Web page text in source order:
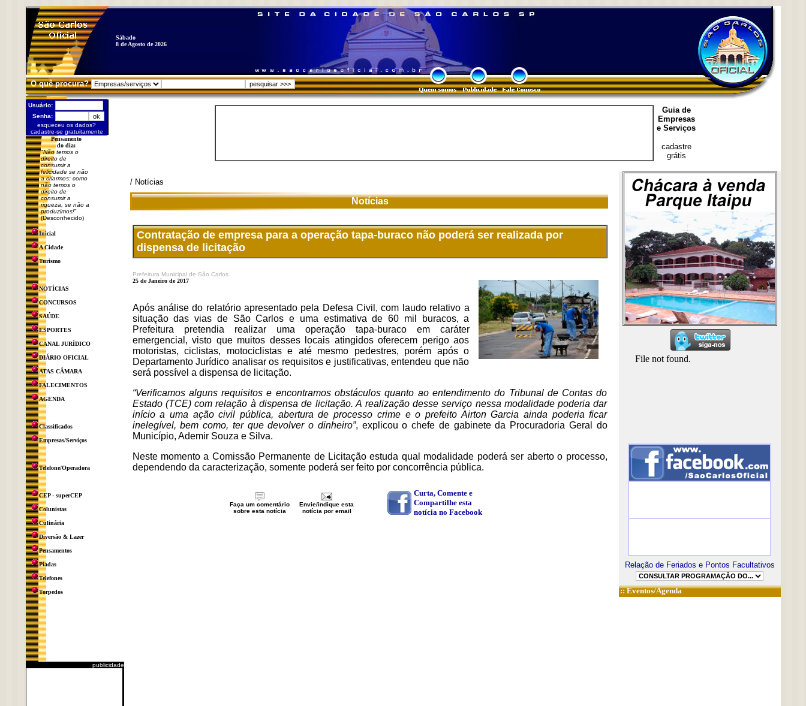
Sábado
8 de Agosto de 2026
O quê procura?
Usuário:
Senha:
esqueceu os dados?
cadastre-se gratuitamente
Pensamento
do dia:
"Não temos o
direito de
consumir a
felicidade se não
a criarmos: como
não temos o
direito de
consumir a
riqueza, se não a
produzimos!"
(Desconhecido)
Inicial
A Cidade
Turismo
NOTÍCIAS
CONCURSOS
SAÚDE
ESPORTES
CANAL JURÍDICO
DIÁRIO OFICIAL
ATAS CÂMARA
FALECIMENTOS
AGENDA
Classificados
Empresas/Serviços
Telefone/Operadora
CEP - superCEP
Colunistas
Culinária
Diversão & Lazer
Pensamentos
Piadas
Telefones
Torpedos
publicidade
Guia de
Empresas
e Serviços
cadastre
grátis
/ Notícias
Notícias
Contratação de empresa para a operação tapa-buraco não poderá ser realizada por
dispensa de licitação
Prefeitura Municipal de São Carlos
25 de Janeiro de 2017
Após análise do relatório apresentado pela Defesa Civil, com laudo relativo a
situação das vias de São Carlos e uma estimativa de 60 mil buracos, a
Prefeitura pretendia realizar uma operação tapa-buraco em caráter
emergencial, visto que muitos desses locais atingidos oferecem perigo aos
motoristas, ciclistas, motociclistas e até mesmo pedestres, porém após o
Departamento Jurídico analisar os requisitos e justificativas, entendeu que não
será possível a dispensa de licitação.
“Verificamos alguns requisitos e encontramos obstáculos quanto ao entendimento do Tribunal de Contas do
Estado (TCE) com relação à dispensa de licitação. A realização desse serviço nessa modalidade poderia dar
início a uma ação civil pública, abertura de processo crime e o prefeito Airton Garcia ainda poderia ficar
inelegível, bem como, ter que devolver o dinheiro”, explicou o chefe de gabinete da Procuradoria Geral do
Município, Ademir Souza e Silva.
Neste momento a Comissão Permanente de Licitação estuda qual modalidade poderá ser aberto o processo,
dependendo da caracterização, somente poderá ser feito por concorrência pública.
Curta, Comente e
Compartilhe esta
notícia no Facebook
Faça um comentário
sobre esta notícia
Envie/indique esta
notícia por email
Relação de Feriados e Pontos Facultativos
::Eventos/Agenda